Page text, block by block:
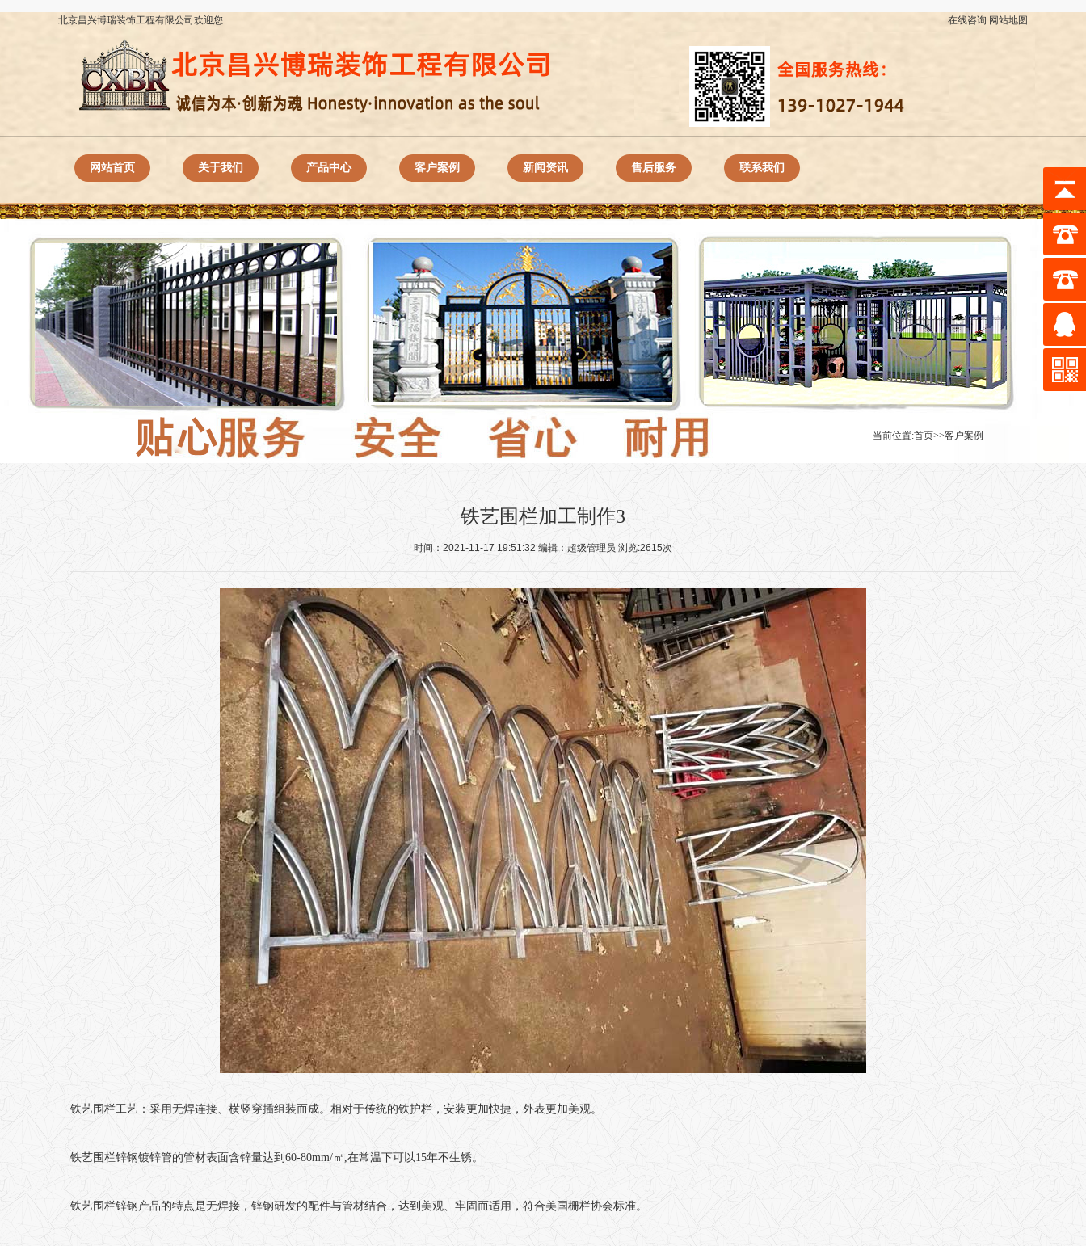
北京昌兴博瑞装饰工程有限公司欢迎您 在线咨询 网站地图
网站首页 关于我们 产品中心 客户案例 新闻资讯 售后服务 联系我们
当前位置:首页>>客户案例
铁艺围栏加工制作3
时间：2021-11-17 19:51:32 编辑：超级管理员 浏览:2615次
铁艺围栏工艺：采用无焊连接、横竖穿插组装而成。相对于传统的铁护栏，安装更加快捷，外表更加美观。
铁艺围栏锌钢镀锌管的管材表面含锌量达到60-80mm/㎡,在常温下可以15年不生锈。
铁艺围栏锌钢产品的特点是无焊接，锌钢研发的配件与管材结合，达到美观、牢固而适用，符合美国栅栏协会标准。